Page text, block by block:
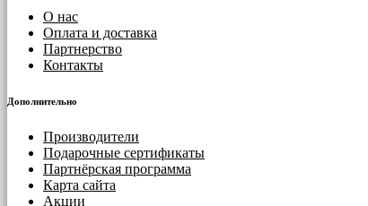
О нас
Оплата и доставка
Партнерство
Контакты
Дополнительно
Производители
Подарочные сертификаты
Партнёрская программа
Карта сайта
Акции